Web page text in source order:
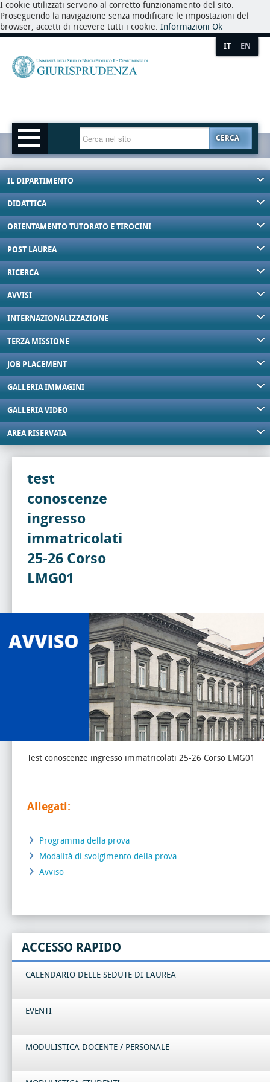
I cookie utilizzati servono al corretto funzionamento del sito.
Proseguendo la navigazione senza modificare le impostazioni del
browser, accetti di ricevere tutti i cookie. Informazioni Ok
IT EN
CERCA
IL DIPARTIMENTO
DIDATTICA
ORIENTAMENTO TUTORATO E TIROCINI
POST LAUREA
RICERCA
AVVISI
INTERNAZIONALIZZAZIONE
TERZA MISSIONE
JOB PLACEMENT
GALLERIA IMMAGINI
GALLERIA VIDEO
AREA RISERVATA
test
conoscenze
ingresso
immatricolati
25-26 Corso
LMG01
Test conoscenze ingresso immatricolati 25-26 Corso LMG01
Allegati:
Programma della prova
Modalità di svolgimento della prova
Avviso
ACCESSO RAPIDO
CALENDARIO DELLE SEDUTE DI LAUREA
EVENTI
MODULISTICA DOCENTE / PERSONALE